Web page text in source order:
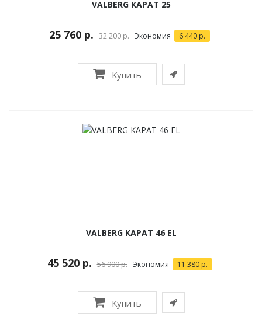
VALBERG КАРАТ 25
25 760 р. 32 200 р. Экономия 6 440 р.
Купить
VALBERG КАРАТ 46 EL
45 520 р. 56 900 р. Экономия 11 380 р.
Купить